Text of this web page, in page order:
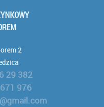
2
29 382
976